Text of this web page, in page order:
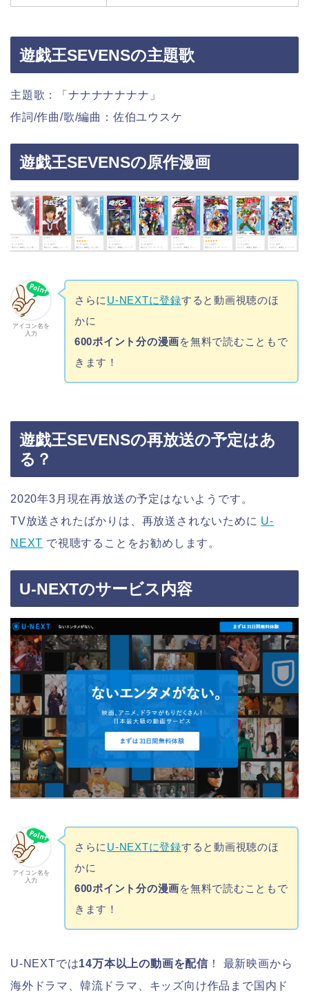
遊戯王SEVENSの主題歌
主題歌：「ナナナナナナナ」
作詞/作曲/歌/編曲：佐伯ユウスケ
遊戯王SEVENSの原作漫画
アイコン名を
入力
さらに U-NEXTに登録すると動画視聴のほ
かに
600ポイント分の漫画を無料で読むこともで
きます！
遊戯王SEVENSの再放送の予定はあ
る？
2020年3月現在再放送の予定はないようです。
TV放送されたばかりは、再放送されないために U-
NEXT で視聴することをお勧めします。
U-NEXTのサービス内容
アイコン名を
入力
さらに U-NEXTに登録すると動画視聴のほ
かに
600ポイント分の漫画を無料で読むこともで
きます！
U-NEXTでは14万本以上の動画を配信 ！ 最新映画から
海外ドラマ、韓流ドラマ、キッズ向け作品まで国内ド